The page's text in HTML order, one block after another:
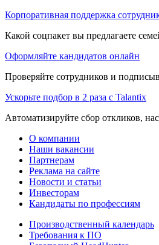
Корпоративная поддержка
Какой соцпакет вы предлагаете
Оформляйте кандидатов онлайн
Проверяйте сотрудников и
Ускорьте подбор в 2 раза с Talantix
Автоматизируйте сбор откликов,
О компании
Наши вакансии
Партнерам
Реклама на сайте
Новости и статьи
Инвесторам
Кандидаты по профессиям
Производственный календарь
Требования к ПО